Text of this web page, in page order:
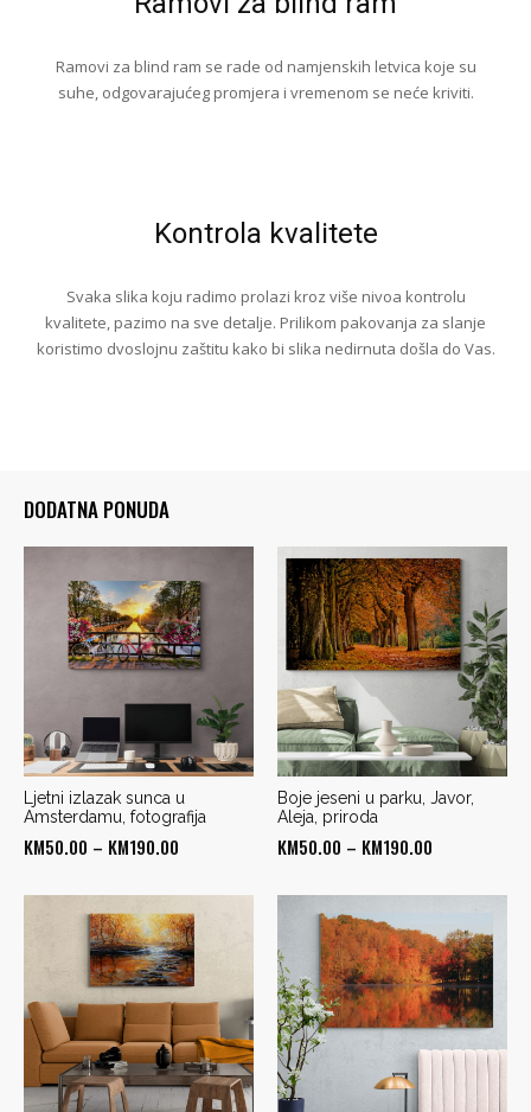
Ramovi za blind ram se rade od namjenskih letvica koje su
suhe, odgovarajućeg promjera i vremenom se neće kriviti.
Kontrola kvalitete
Svaka slika koju radimo prolazi kroz više nivoa kontrolu
kvalitete, pazimo na sve detalje. Prilikom pakovanja za slanje
koristimo dvoslojnu zaštitu kako bi slika nedirnuta došla do Vas.
DODATNA PONUDA
Ljetni izlazak sunca u
Amsterdamu, fotografija
KM50.00 – KM190.00
KM50.00
through
KM190.00
Boje jeseni u parku, Javor,
Aleja, priroda
KM50.00 – KM190.00
KM50.00
through
KM190.00